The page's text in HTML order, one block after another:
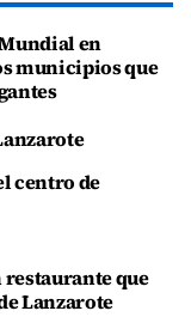
en
municipios que
centro de
restaurante que
Lanzarote